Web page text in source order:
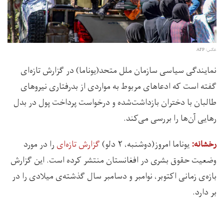
عکس: AFP
نمایندگی سیاسی سازمان ملل متحد(یوناما) در گزارش تازه‌ای
گفته است که ادعاهای مربوط به مواردی از بدرفتاری نیروهای
طالبان با دختران بازداشت‌شده و درخواست پرداخت پول در بدل
رهایی آن‌ها را بررسی می‌کند.
رخشانه:یوناما امروز(دوشنبه، ۲ دلو) گزارش تازه‌ایرا در مورد
وضعیت حقوق بشری در افغانستان منتشر کرده است. این گزارش
بازه‌ی زمانی اکتوبر، نوامبر و دسامبر سال گذشته‌ی میلادی را در
بر دارد.